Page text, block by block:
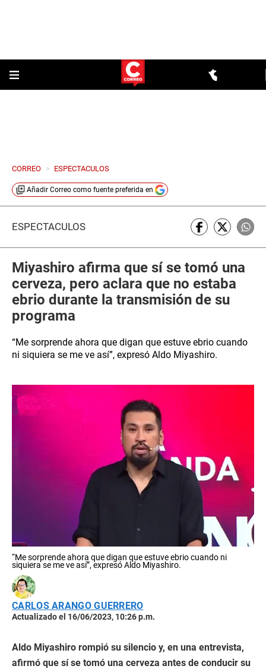
CORREO > ESPECTACULOS
Añadir Correo como fuente preferida en
ESPECTÁCULOS
Miyashiro afirma que sí se tomó una
cerveza, pero aclara que no estaba
ebrio durante la transmisión de su
programa
“Me sorprende ahora que digan que estuve ebrio cuando
ni siquiera se me ve así”, expresó Aldo Miyashiro.
“Me sorprende ahora que digan que estuve ebrio cuando ni
siquiera se me ve así”, expresó Aldo Miyashiro.
CARLOS ARANGO GUERRERO
Actualizado el 16/06/2023, 10:26 p.m.
Aldo Miyashiro rompió su silencio y, en una entrevista,
afirmó que sí se tomó una cerveza antes de conducir su